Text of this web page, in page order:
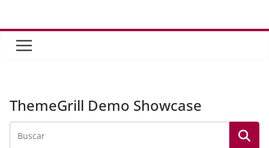
contenido
ThemeGrill Demo Showcase